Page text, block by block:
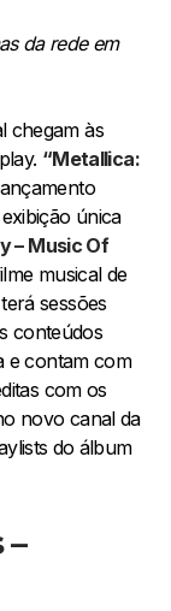
da rede em
chegam às
“Metallica:
única
– Music Of
musical de
sessões
conteúdos
e contam com
com os
novo canal da
do álbum
–